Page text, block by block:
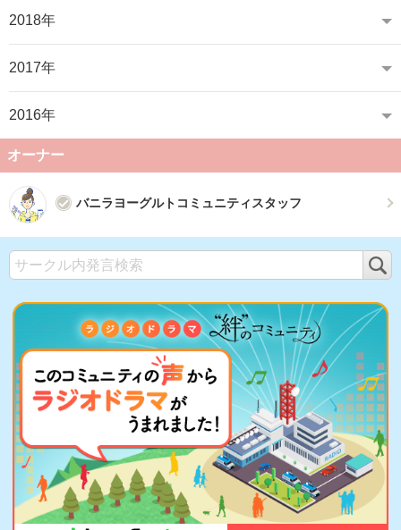
2018年
2017年
2016年
オーナー
バニラヨーグルトコミュニティスタッフ